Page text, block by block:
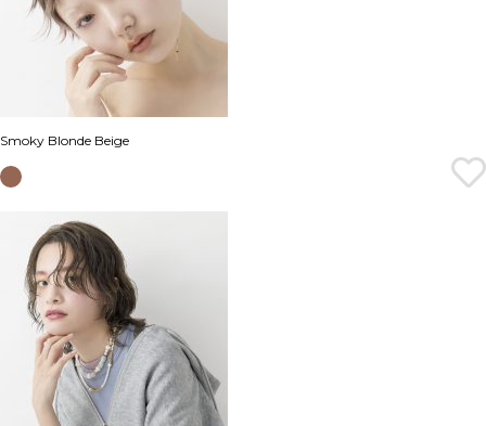
Smoky Blonde Beige